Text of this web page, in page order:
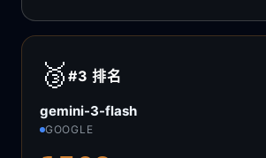
🥉 #3排名
gemini-3-flash
GOOGLE